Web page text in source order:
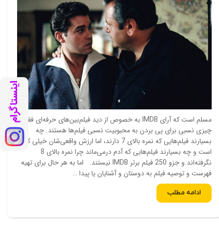
مسلم است که آرای IMDB به خصوص از دید فیلم‌بین‌های حرفه‌ای فقط
چیزی نسبی برای پی بردن به محبوبیت نسبی فیلم‌ها هستند. چه
بسیارند فیلم‌هایی که نمره بالای 7 دارند، اما ارزش واقعی‌شان خیلی کمتر
است و چه بسیارند فیلم‌هایی که آدم درمی‌ماند چرا نمره بالای 8
نگرفته‌اند و جزو 250 فیلم برتر IMDB نیستند. اما به هر حال برای تهیه
فهرست و توصیه فیلم به دوستان و آشنایان یا پیدا …
ادامه مطلب